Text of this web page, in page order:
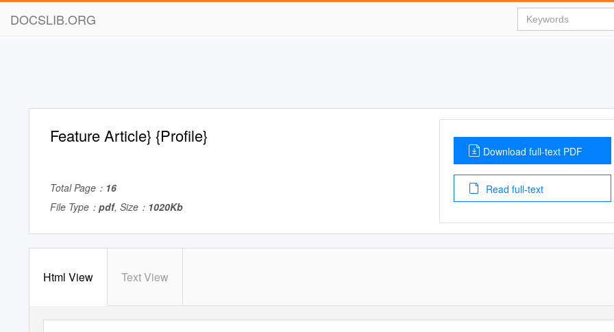
DOCSLIB.ORG
Feature Article} {Profile}
Total Page： 16
File Type： pdf, Size： 1020Kb
Download full-text PDF
Read full-text
Html View Text View